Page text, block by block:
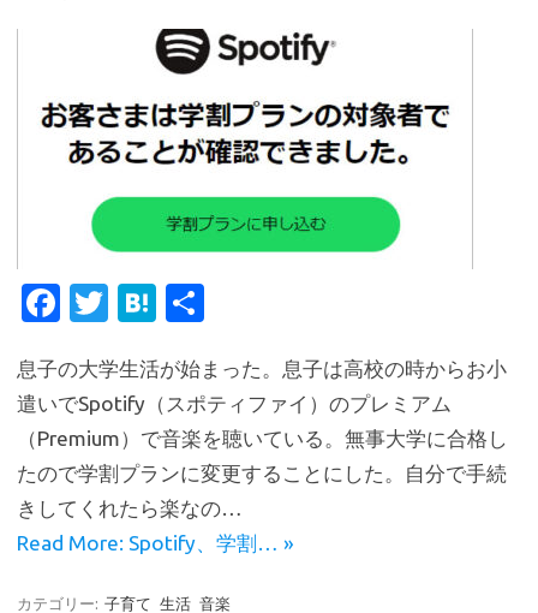
Fa
e
b
o
o
k
T
it
te
r
H
e
n
a
息子の大学生活が始まった。息子は高校の時からお小
遣いでSpotify（スポティファイ）のプレミアム
（Premium）で音楽を聴いている。無事大学に合格し
たので学割プランに変更することにした。自分で手続
きしてくれたら楽なの…
Read More: Spotify、学割… »
カテゴリー: 子育て 生活 音楽